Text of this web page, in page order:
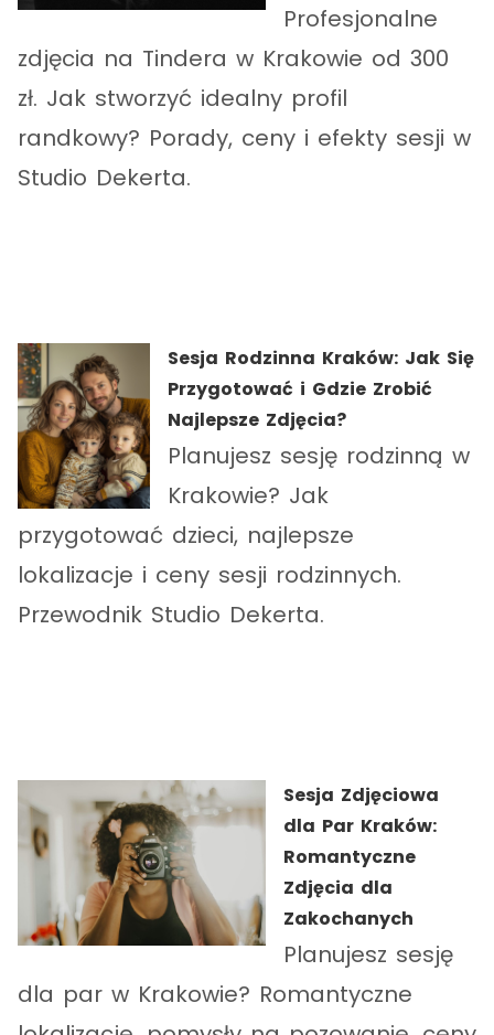
Profesjonalne
zdjęcia na Tindera w Krakowie od 300
zł. Jak stworzyć idealny profil
randkowy? Porady, ceny i efekty sesji w
Studio Dekerta.
Sesja Rodzinna Kraków: Jak Się
Przygotować i Gdzie Zrobić
Najlepsze Zdjęcia?
Planujesz sesję rodzinną w
Krakowie? Jak
przygotować dzieci, najlepsze
lokalizacje i ceny sesji rodzinnych.
Przewodnik Studio Dekerta.
Sesja Zdjęciowa
dla Par Kraków:
Romantyczne
Zdjęcia dla
Zakochanych
Planujesz sesję
dla par w Krakowie? Romantyczne